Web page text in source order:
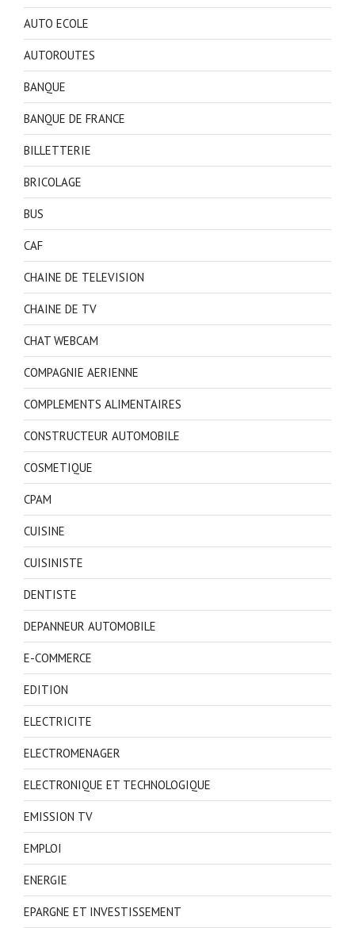
AUTO ECOLE
AUTOROUTES
BANQUE
BANQUE DE FRANCE
BILLETTERIE
BRICOLAGE
BUS
CAF
CHAINE DE TELEVISION
CHAINE DE TV
CHAT WEBCAM
COMPAGNIE AERIENNE
COMPLEMENTS ALIMENTAIRES
CONSTRUCTEUR AUTOMOBILE
COSMETIQUE
CPAM
CUISINE
CUISINISTE
DENTISTE
DEPANNEUR AUTOMOBILE
E-COMMERCE
EDITION
ELECTRICITE
ELECTROMENAGER
ELECTRONIQUE ET TECHNOLOGIQUE
EMISSION TV
EMPLOI
ENERGIE
EPARGNE ET INVESTISSEMENT